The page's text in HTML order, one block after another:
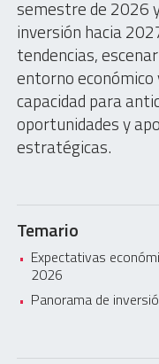
semestre de 2026
inversión hacia
tendencias,
entorno
capacidad para
oportunidades y
estratégicas.
Temario
Expectativas
2026
Panorama de